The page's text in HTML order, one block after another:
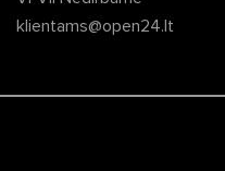
klientams@open24.lt